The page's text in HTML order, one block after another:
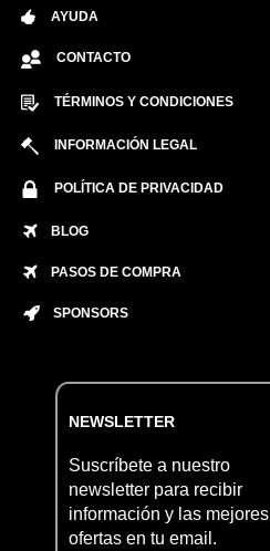
AYUDA
CONTACTO
TÉRMINOS Y CONDICIONES
INFORMACIÓN LEGAL
POLÍTICA DE PRIVACIDAD
BLOG
PASOS DE COMPRA
SPONSORS
NEWSLETTER
Suscríbete a nuestro
newsletter para recibir
información y las mejores
ofertas en tu email.